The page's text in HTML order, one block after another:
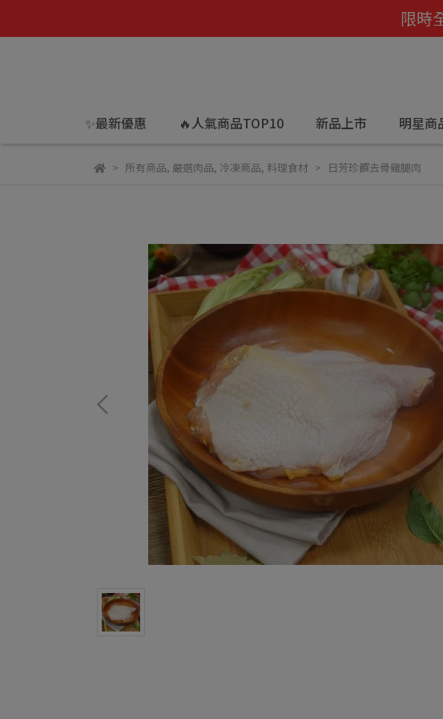
限時
✨最新優惠 🔥人氣商品TOP10 新品上市 明星商
所有商品, 嚴選肉品, 冷凍商品, 料理食材 日芳珍饌去骨雞腿肉